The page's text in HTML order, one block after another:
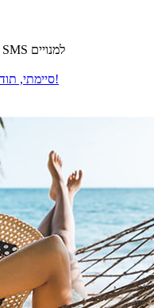
לא ניתן לשלוח SMS למנויים
סיימתי, תודה!